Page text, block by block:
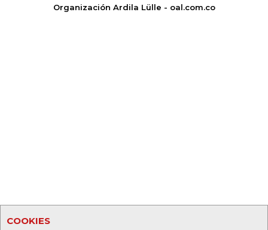
COOKIES
Organización Ardila Lülle - oal.com.co